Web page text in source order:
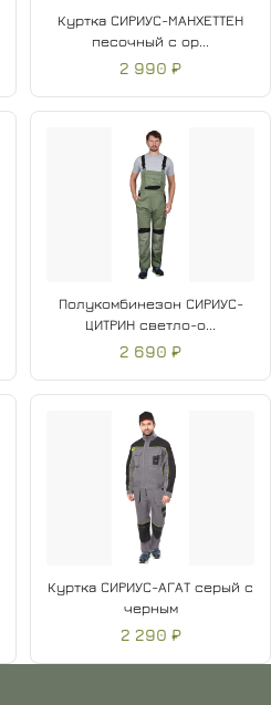
Куртка СИРИУС-МАНХЕТТЕН
песочный с ор...
2 990 ₽
Полукомбинезон СИРИУС-
ЦИТРИН светло-о...
2 690 ₽
Куртка СИРИУС-АГАТ серый с
черным
2 290 ₽